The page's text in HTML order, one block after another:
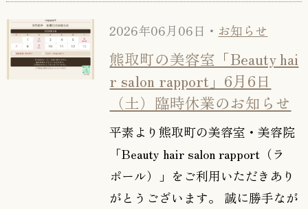
2026年06月06日・ お知らせ
熊取町の美容室「Beauty hai
r salon rapport」6月6日
（土）臨時休業のお知らせ
平素より熊取町の美容室・美容院
「Beauty hair salon rapport（ラ
ポール）」をご利用いただきあり
がとうございます。 誠に勝手なが